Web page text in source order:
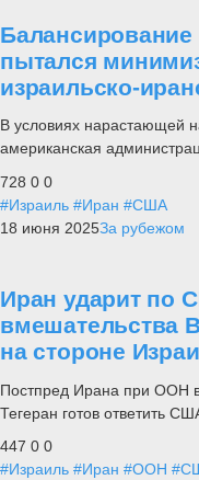
Балансирование
пытался
израильско-
В условиях нарастающей
американская
728 0 0
#Израиль #Иран #США
18 июня 2025За рубежом
Иран ударит по
вмешательства
на стороне
Постпред Ирана при ООН
Тегеран готов ответить
447 0 0
#Израиль #Иран #ООН